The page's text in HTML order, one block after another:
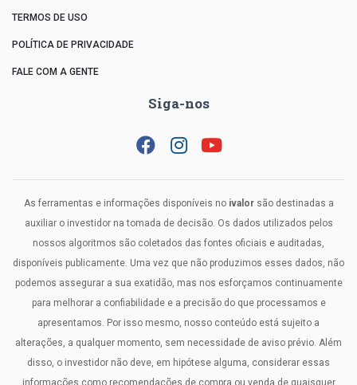
TERMOS DE USO
POLÍTICA DE PRIVACIDADE
FALE COM A GENTE
Siga-nos
As ferramentas e informações disponíveis no ivalorsão destinadas a
auxiliar o investidor na tomada de decisão. Os dados utilizados pelos
nossos algoritmos são coletados das fontes oficiais e auditadas,
disponíveis publicamente. Uma vez que não produzimos esses dados, não
podemos assegurar a sua exatidão, mas nos esforçamos continuamente
para melhorar a confiabilidade e a precisão do que processamos e
apresentamos. Por isso mesmo, nosso conteúdo está sujeito a
alterações, a qualquer momento, sem necessidade de aviso prévio. Além
disso, o investidor não deve, em hipótese alguma, considerar essas
informações como recomendações de compra ou venda de quaisquer